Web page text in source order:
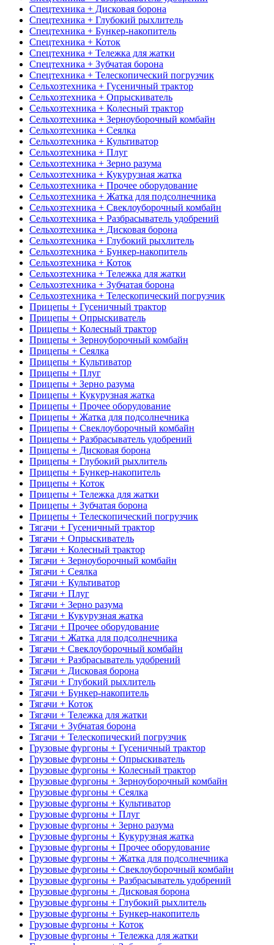
Спецтехника + Дисковая борона
Спецтехника + Глубокий рыхлитель
Спецтехника + Бункер-накопитель
Спецтехника + Коток
Спецтехника + Тележка для жатки
Спецтехника + Зубчатая борона
Спецтехника + Телескопический погрузчик
Сельхозтехника + Гусеничный трактор
Сельхозтехника + Опрыскиватель
Сельхозтехника + Колесный трактор
Сельхозтехника + Зерноуборочный комбайн
Сельхозтехника + Сеялка
Сельхозтехника + Культиватор
Сельхозтехника + Плуг
Сельхозтехника + Зерно разума
Сельхозтехника + Кукурузная жатка
Сельхозтехника + Прочее оборудование
Сельхозтехника + Жатка для подсолнечника
Сельхозтехника + Свеклоуборочный комбайн
Сельхозтехника + Разбрасыватель удобрений
Сельхозтехника + Дисковая борона
Сельхозтехника + Глубокий рыхлитель
Сельхозтехника + Бункер-накопитель
Сельхозтехника + Коток
Сельхозтехника + Тележка для жатки
Сельхозтехника + Зубчатая борона
Сельхозтехника + Телескопический погрузчик
Прицепы + Гусеничный трактор
Прицепы + Опрыскиватель
Прицепы + Колесный трактор
Прицепы + Зерноуборочный комбайн
Прицепы + Сеялка
Прицепы + Культиватор
Прицепы + Плуг
Прицепы + Зерно разума
Прицепы + Кукурузная жатка
Прицепы + Прочее оборудование
Прицепы + Жатка для подсолнечника
Прицепы + Свеклоуборочный комбайн
Прицепы + Разбрасыватель удобрений
Прицепы + Дисковая борона
Прицепы + Глубокий рыхлитель
Прицепы + Бункер-накопитель
Прицепы + Коток
Прицепы + Тележка для жатки
Прицепы + Зубчатая борона
Прицепы + Телескопический погрузчик
Тягачи + Гусеничный трактор
Тягачи + Опрыскиватель
Тягачи + Колесный трактор
Тягачи + Зерноуборочный комбайн
Тягачи + Сеялка
Тягачи + Культиватор
Тягачи + Плуг
Тягачи + Зерно разума
Тягачи + Кукурузная жатка
Тягачи + Прочее оборудование
Тягачи + Жатка для подсолнечника
Тягачи + Свеклоуборочный комбайн
Тягачи + Разбрасыватель удобрений
Тягачи + Дисковая борона
Тягачи + Глубокий рыхлитель
Тягачи + Бункер-накопитель
Тягачи + Коток
Тягачи + Тележка для жатки
Тягачи + Зубчатая борона
Тягачи + Телескопический погрузчик
Грузовые фургоны + Гусеничный трактор
Грузовые фургоны + Опрыскиватель
Грузовые фургоны + Колесный трактор
Грузовые фургоны + Зерноуборочный комбайн
Грузовые фургоны + Сеялка
Грузовые фургоны + Культиватор
Грузовые фургоны + Плуг
Грузовые фургоны + Зерно разума
Грузовые фургоны + Кукурузная жатка
Грузовые фургоны + Прочее оборудование
Грузовые фургоны + Жатка для подсолнечника
Грузовые фургоны + Свеклоуборочный комбайн
Грузовые фургоны + Разбрасыватель удобрений
Грузовые фургоны + Дисковая борона
Грузовые фургоны + Глубокий рыхлитель
Грузовые фургоны + Бункер-накопитель
Грузовые фургоны + Коток
Грузовые фургоны + Тележка для жатки